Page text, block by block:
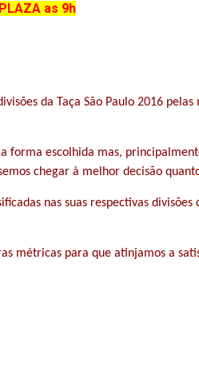
as 9h
da Taça São Paulo 2016
forma escolhida mas,
chegar à melhor decisão
nas suas respectivas
métricas para que atinjamos a